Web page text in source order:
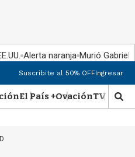
Alerta naranja Murió Gabriel
Suscribite al 50% OFFIngresar
El País +OvaciónTV Show
M
o